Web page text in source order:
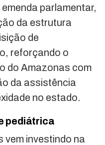
parlamentar,
da estrutura
de
reforçando o
do Amazonas com
da assistência
no estado.
pediátrica
vem investindo na